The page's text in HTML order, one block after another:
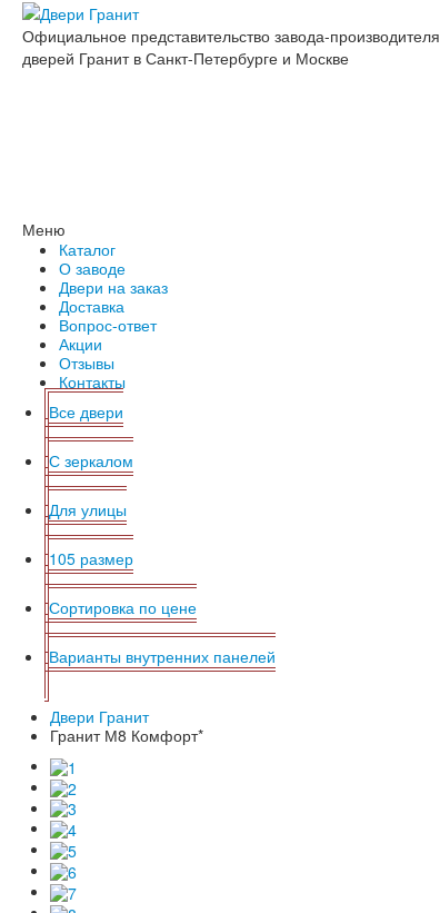
Официальное представительство завода-производителя
дверей Гранит в Санкт-Петербурге и Москве
Меню
Каталог
О заводе
Двери на заказ
Доставка
Вопрос-ответ
Акции
Отзывы
Контакты
Все двери
С зеркалом
Для улицы
105 размер
Сортировка по цене
Варианты внутренних панелей
Двери Гранит
Гранит М8 Комфорт*